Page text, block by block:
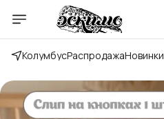
КолумбусРаспродажаНовинки